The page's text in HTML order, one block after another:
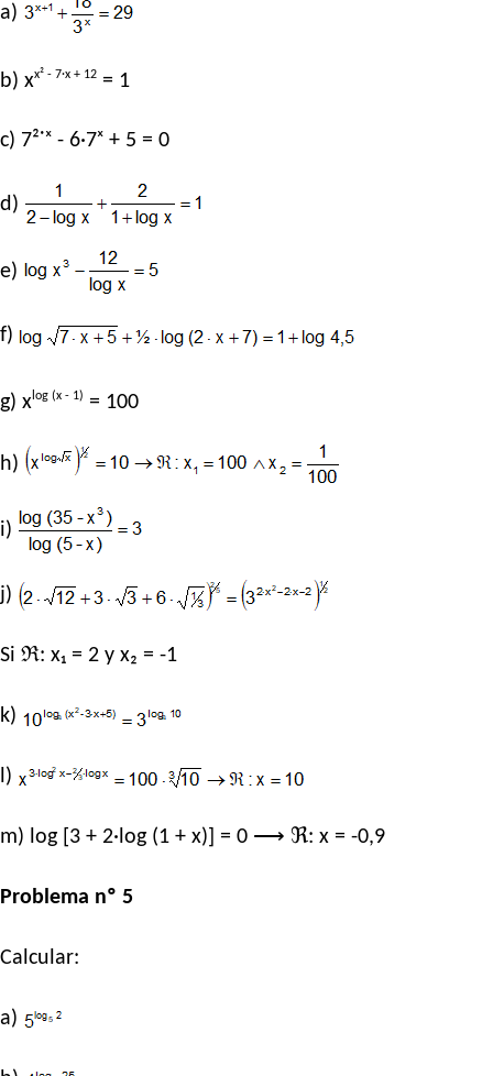
a)
b) xx² - 7·x + 12 = 1
c) 7²˙ˣ - 6·7ˣ + 5 = 0
d)
e)
f)
g) x log (x - 1) = 100
h)
i)
j)
Si ℜ: x₁ = 2 y x₂ = -1
k)
l)
m) log [3 + 2·log (1 + x)] = 0 ⟶ ℜ: x = -0,9
Problema nº 5
Calcular:
a)